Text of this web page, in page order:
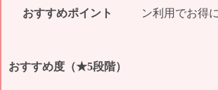
おすすめポイント
ン利用でお得
おすすめ度（★5段階）